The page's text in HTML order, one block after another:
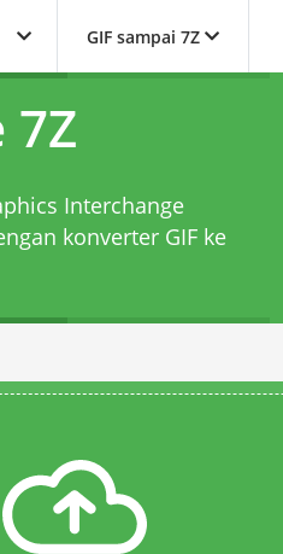
GIF sampai 7Z
7Z
Interchange
konverter GIF ke